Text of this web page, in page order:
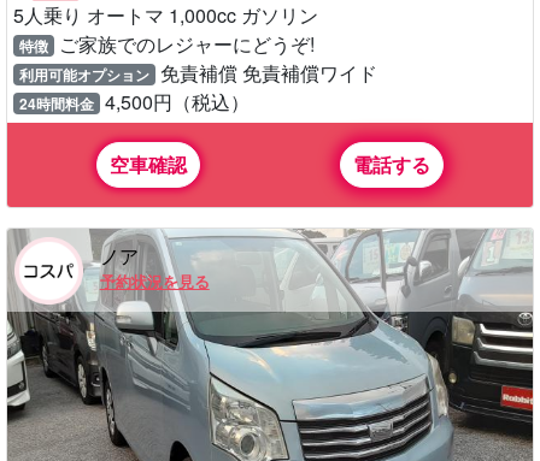
5人乗り オートマ 1,000cc ガソリン
特徴 ご家族でのレジャーにどうぞ!
利用可能オプション 免責補償 免責補償ワイド
24時間料金 4,500円（税込）
空車確認 電話する
ノア
予約状況を見る